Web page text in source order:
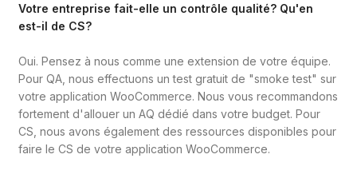
Votre entreprise fait-elle un contrôle qualité? Qu'en
est-il de CS?
Oui. Pensez à nous comme une extension de votre équipe.
Pour QA, nous effectuons un test gratuit de "smoke test" sur
votre application WooCommerce. Nous vous recommandons
fortement d'allouer un AQ dédié dans votre budget. Pour
CS, nous avons également des ressources disponibles pour
faire le CS de votre application WooCommerce.